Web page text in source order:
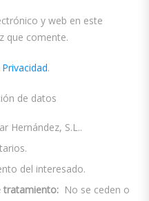
y web en este
que comente.
.
de datos
Hernández, S.L..
del interesado.
tratamiento: No se ceden o